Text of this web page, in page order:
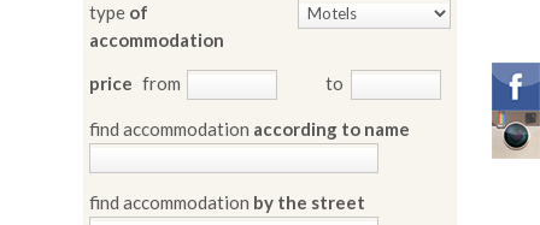
type of
accommodation
price from to
find accommodation according to name
find accommodation by the street